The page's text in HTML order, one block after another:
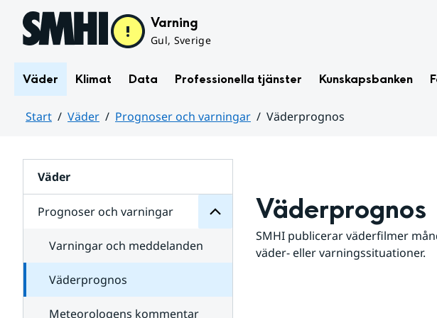
Hoppa till sidans innehåll Varning
Gul, Sverige
Väder Klimat Data Professionella tjänster Kunskapsbanken
Start Väder Prognoser och varningar
Väderprognos
Väder
Prognoser och varningar
för
varningar
Varningar och meddelanden
Väderprognos
Meteorologens kommentar
Väderprognos
SMHI publicerar väderfilmer
väder- eller varningssituationer.